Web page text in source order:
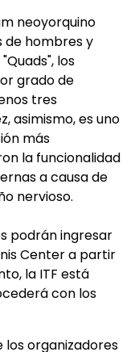
neoyorquino
de hombres y
los
grado de
tres
asimismo, es uno
más
la funcionalidad
a causa de
nervioso.
podrán ingresar
Center a partir
la ITF está
con los
organizadores